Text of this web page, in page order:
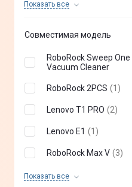
Показать всеМагнитная лента
Контейнер для мусора
Резервуар для воды
Совместимая модель
RoboRock Sweep One
Vacuum Cleaner
RoboRock 2PCS (1 )
Lenovo T1 PRO (2)
Lenovo E1 (1 )
RoboRock Max V (3)
Показать всеRoboRock S6